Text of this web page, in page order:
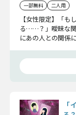
一部無料 二人用
【女性限定】「も
る……？」曖昧な
にあの人との関係
「